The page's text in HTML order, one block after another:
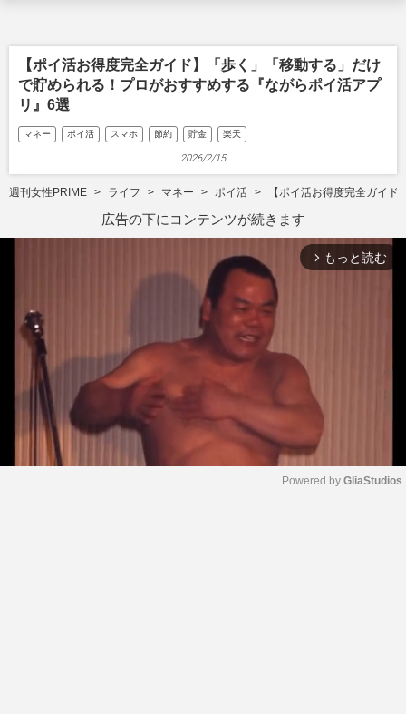
【ポイ活お得度完全ガイド】「歩く」「移動する」だけ
で貯められる！プロがおすすめする『ながらポイ活アプ
リ』6選
マネー ポイ活 スマホ 節約 貯金 楽天
2026/2/15
週刊女性PRIME ライフ マネー ポイ活 【ポイ活お得度完全ガイ
広告の下にコンテンツが続きます
arrow_forward_ios もっと読む
Powered by GliaStudios